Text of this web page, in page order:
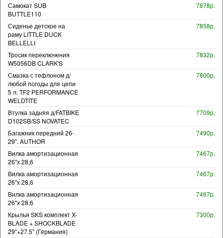
Самокат SUB
BUTTLE110
7878р.
Сиденье детское на
раму LITTLE DUCK
BELLELLI
7858р.
Тросик переключения
W5056DB CLARK'S
7832р.
Смазка с тефлоном д/
любой погоды для цепи
5 л. TF2 PERFORMANCE
WELDTITE
7800р.
Втулка задняя д/FATBIKE
D102SB/SS NOVATEC
7709р.
Багажник передний 26-
29". AUTHOR
7490р.
Вилка амортизационная
26"х 28,6
7467р.
Вилка амортизационная
26"х 28,6
7467р.
Вилка амортизационная
26"х 28,6
7467р.
Крылья SKS комплект X-
BLADE + SHOCKBLADE
29"+27.5" (Германия)
7300р.